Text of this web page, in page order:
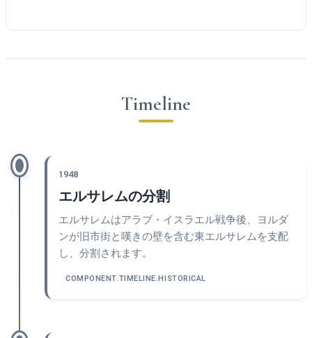
Timeline
1948
エルサレムの分割
エルサレムはアラブ・イスラエル戦争後、ヨルダ
ンが旧市街と嘆きの壁を含む東エルサレムを支配
し、分割されます。
COMPONENT.TIMELINE.HISTORICAL